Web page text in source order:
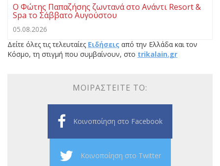
Ο Φώτης Παπαζήσης ζωντανά στο Ανάντι Resort &
Spa το Σάββατο Αυγούστου
05.08.2026
Δείτε όλες τις τελευταίες Ειδήσεις από την Ελλάδα και τον
Κόσμο, τη στιγμή που συμβαίνουν, στο trikalain.gr
ΜΟΙΡΑΣΤΕΊΤΕ ΤΟ:
Κοινοποίηση στο Facebook
Κοινοποίηση στο Twitter